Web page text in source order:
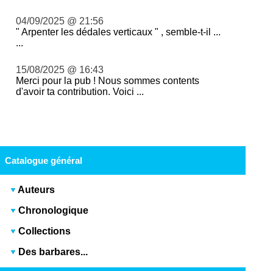
04/09/2025 @ 21:56
" Arpenter les dédales verticaux " , semble-t-il ...
...
15/08/2025 @ 16:43
Merci pour la pub ! Nous sommes contents
d'avoir ta contribution. Voici ...
Catalogue général
Auteurs
Chronologique
Collections
Des barbares...